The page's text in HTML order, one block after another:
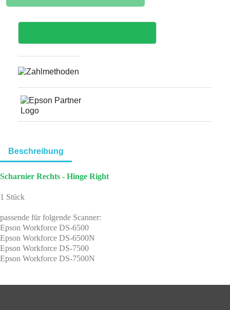
Beschreibung
Scharnier Rechts - Hinge Right
1 Stück
passende für folgende Scanner:
Epson Workforce DS-6500
Epson Workforce DS-6500N
Epson Workforce DS-7500
Epson Workforce DS-7500N